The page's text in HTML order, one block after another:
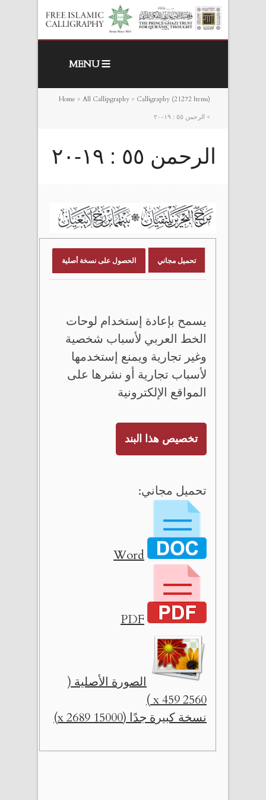
MENU
Home > All Callipgraphy > Calligraphy (21272 Items)
> الرحمن ٥٥ : ١٩-٢٠
الرحمن ٥٥ : ١٩-٢٠
تحميل مجاني الحصول على نسخة أصلية
يسمح بإعادة إستخدام لوحات
الخط العربي لأسباب شخصية
وغير تجارية ويمنع إستخدمها
لأسباب تجارية أو نشرها على
المواقع الإلكترونية
تخصيص هذا البند
تحميل مجاني:
Word
PDF
الصورة الأصلية (
2560 x 459 )
نسخة كبيرة جدًا (15000 x 2689)